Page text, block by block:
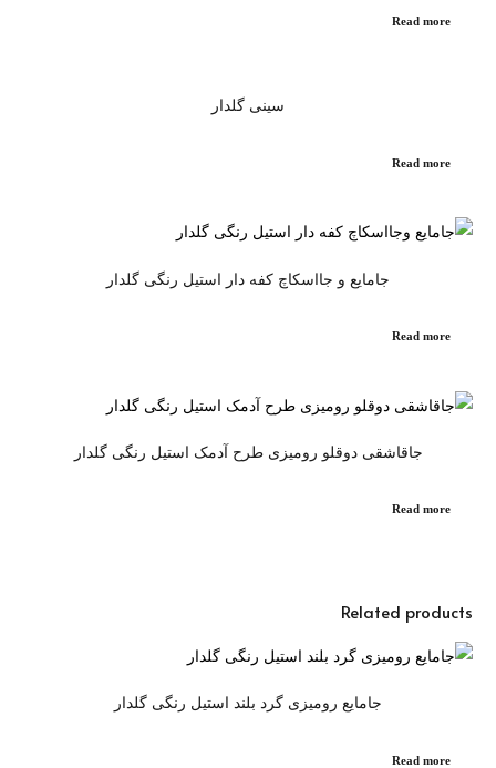
Read more
سینی گلدار
Read more
جامایع و جااسکاچ کفه دار استیل رنگی گلدار
Read more
جاقاشقی دوقلو رومیزی طرح آدمک استیل رنگی گلدار
Read more
Related products
جامایع رومیزی گرد بلند استیل رنگی گلدار
Read more